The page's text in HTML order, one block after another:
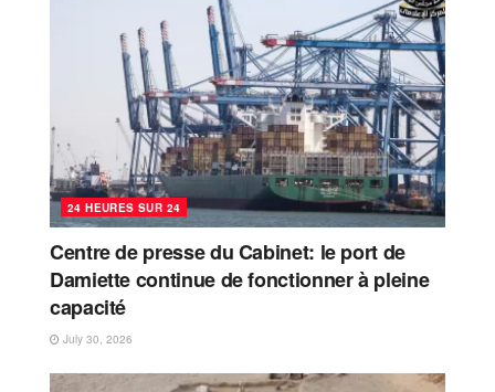
24 HEURES SUR 24
Centre de presse du Cabinet: le port de
Damiette continue de fonctionner à pleine
capacité
July 30, 2026